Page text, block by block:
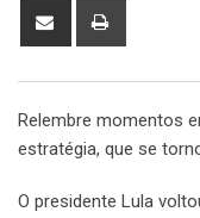
Share
Relembre momentos
estratégia, que se
O presidente Lula